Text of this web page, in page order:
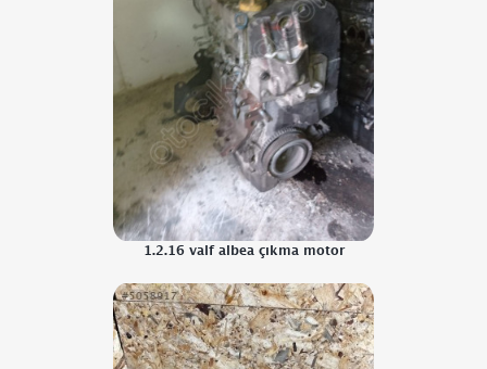
1.2.16 valf albea çıkma motor